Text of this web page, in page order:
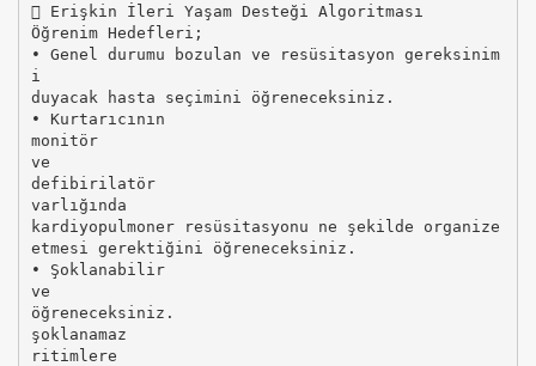
 Erişkin İleri Yaşam Desteği Algoritması
Öğrenim Hedefleri;
• Genel durumu bozulan ve resüsitasyon gereksinim
i
duyacak hasta seçimini öğreneceksiniz.
• Kurtarıcının
monitör
ve
defibirilatör
varlığında
kardiyopulmoner resüsitasyonu ne şekilde organize
etmesi gerektiğini öğreneceksiniz.
• Şoklanabilir
ve
öğreneceksiniz.
şoklanamaz
ritimlere